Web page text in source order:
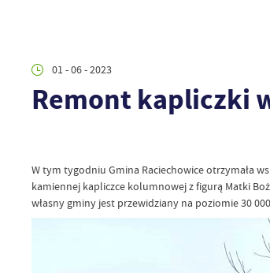
01 - 06 - 2023
Remont kapliczki
W tym tygodniu Gmina Raciechowice otrzymała
kamiennej kapliczce kolumnowej z figurą Matki
własny gminy jest przewidziany na poziomie 30